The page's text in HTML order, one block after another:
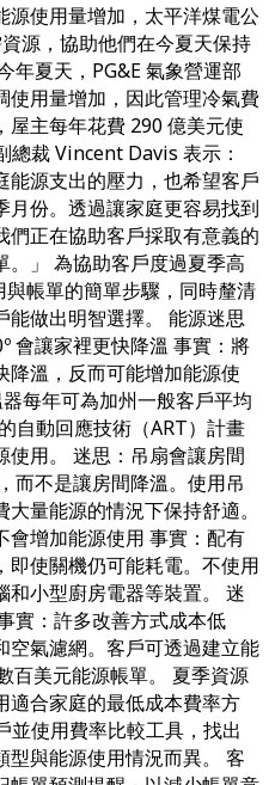
源使用量增加，太平洋煤電公
源，協助他們在今夏天保持
年夏天，PG&E 氣象營運部
使用量增加，因此管理冷氣費
屋主每年花費 290 億美元使
總裁 Vincent Davis 表示：
能源支出的壓力，也希望客戶
份。透過讓家庭更容易找到
正在協助客戶採取有意義的
」 為協助客戶度過夏季高
帳單的簡單步驟，同時釐清
做出明智選擇。 能源迷思
會讓家裡更快降溫 事實：將
降溫，反而可能增加能源使
每年可為加州一般客戶平均
自動回應技術（ART）計畫
用。 迷思：吊扇會讓房間
而不是讓房間降溫。使用吊
量能源的情況下保持舒適。
會增加能源使用 事實：配有
使關機仍可能耗電。不使用
和小型廚房電器等裝置。 迷
實：許多改善方式成本低
空氣濾網。客戶可透過建立能
百美元能源帳單。 夏季資源
適合家庭的最低成本費率方
並使用費率比較工具，找出
與能源使用情況而異。 客